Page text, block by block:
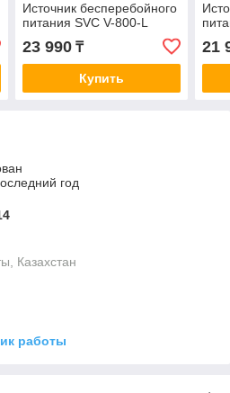
Источник бесперебойного
питания SVC V-800-L
23 990₸
Купить
21
год
Казахстан
работы